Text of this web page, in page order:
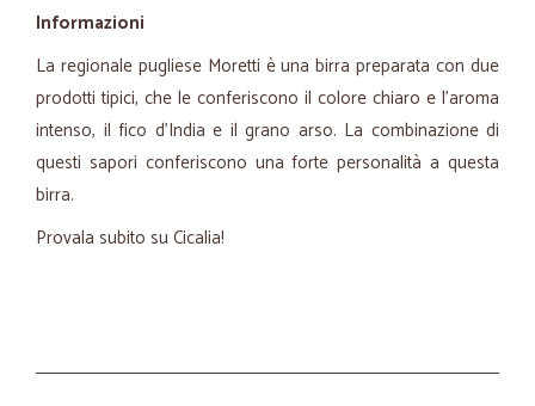
Informazioni
La regionale pugliese Moretti è una birra preparata con due
prodotti tipici, che le conferiscono il colore chiaro e l'aroma
intenso, il fico d'India e il grano arso. La combinazione di
questi sapori conferiscono una forte personalità a questa
birra.
Provala subito su Cicalia!